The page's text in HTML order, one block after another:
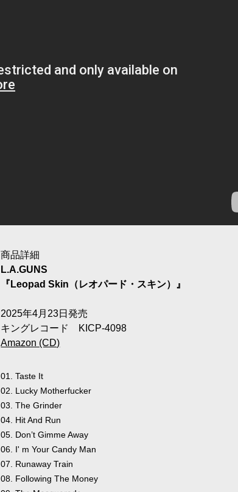
商品詳細
L.A.GUNS
『Leopad Skin（レオパード・スキン）』
2025年4月23日発売
キングレコード KICP-4098
Amazon (CD)
01. Taste It
02. Lucky Motherfucker
03. The Grinder
04. Hit And Run
05. Don’t Gimme Away
06. I' m Your Candy Man
07. Runaway Train
08. Following The Money